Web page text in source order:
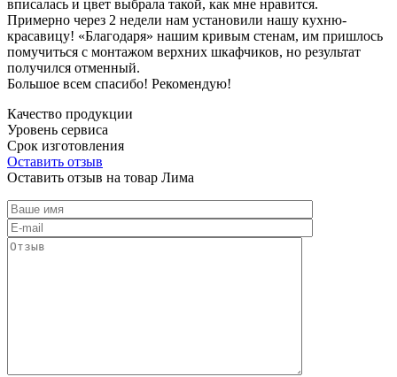
вписалась и цвет выбрала такой, как мне нравится.
Примерно через 2 недели нам установили нашу кухню-
красавицу! «Благодаря» нашим кривым стенам, им пришлось
помучиться с монтажом верхних шкафчиков, но результат
получился отменный.
Большое всем спасибо! Рекомендую!
Качество продукции
Уровень сервиса
Срок изготовления
Оставить отзыв
Оставить отзыв на товар Лима